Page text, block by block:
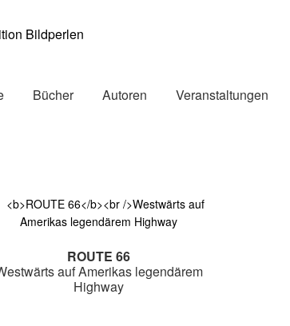
Bücher Autoren Veranstaltungen
ROUTE 66
auf Amerikas legendärem
Highway